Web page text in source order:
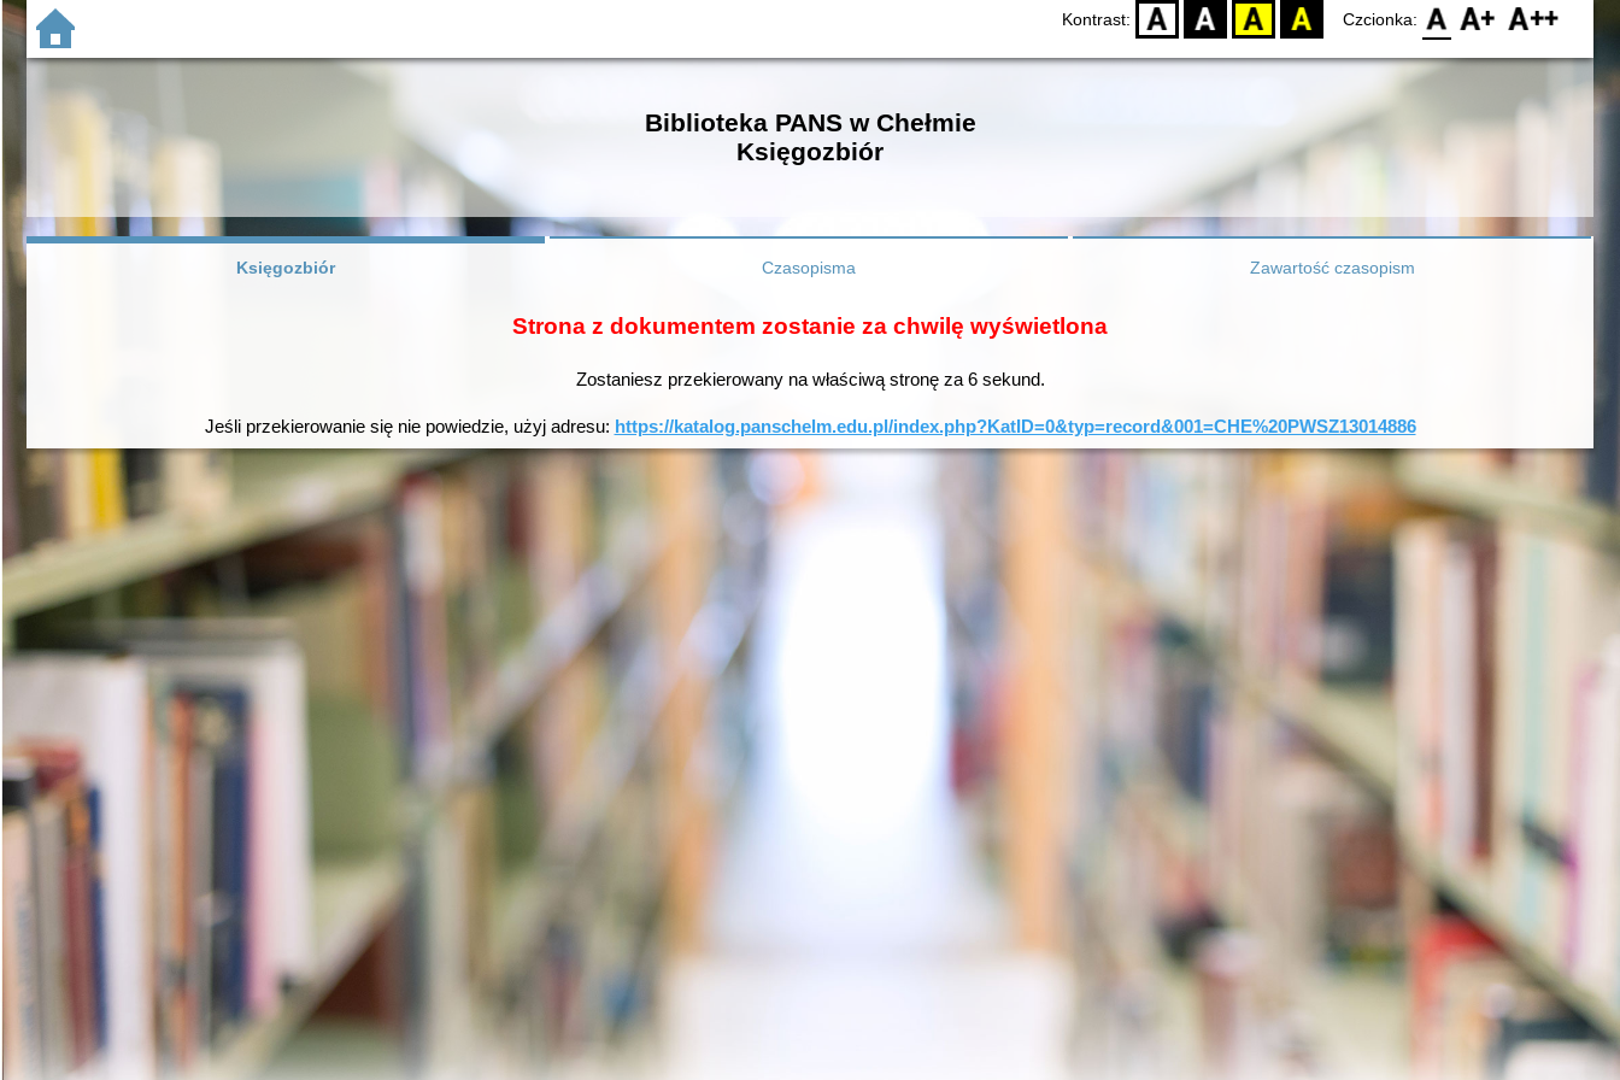
Kontrast: D BW YB BY Czcionka: F0 F1 F2
Biblioteka PANS w Chełmie
Księgozbiór
Księgozbiór Czasopisma Zawartość czasopism
Strona z dokumentem zostanie za chwilę wyświetlona
Zostaniesz przekierowany na właściwą stronę za 6sekund.
Jeśli przekierowanie się nie powiedzie, użyj adresu: https://katalog.panschelm.edu.pl/index.php?KatID=0&typ=record&001=CHE%20PWSZ13014886